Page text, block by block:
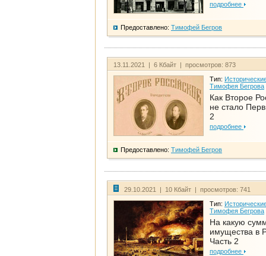
подробнее
Предоставлено: Тимофей Бегров
13.11.2021 | 6 Кбайт | просмотров: 873
Тип:
Тимофея Бегрова
Как Второе
не стало
2
подробнее
Предоставлено: Тимофей Бегров
29.10.2021 | 10 Кбайт | просмотров: 741
Тип:
Тимофея Бегрова
На какую
имущества в
Часть 2
подробнее